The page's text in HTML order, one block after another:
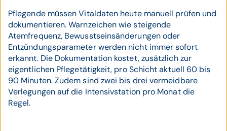
Pflegende müssen Vitaldaten heute manuell prüfen und
dokumentieren. Warnzeichen wie steigende
Atemfrequenz, Bewusstseinsänderungen oder
Entzündungsparameter werden nicht immer sofort
erkannt. Die Dokumentation kostet, zusätzlich zur
eigentlichen Pflegetätigkeit, pro Schicht aktuell 60 bis
90 Minuten. Zudem sind zwei bis drei vermeidbare
Verlegungen auf die Intensivstation pro Monat die
Regel.